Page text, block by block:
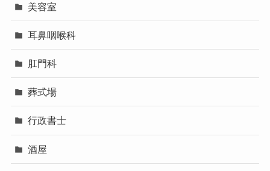
美容室
耳鼻咽喉科
肛門科
葬式場
行政書士
酒屋